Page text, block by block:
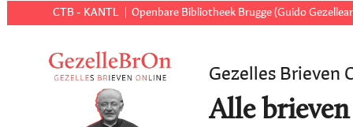
CTB - KANTL Openbare Bibliotheek Brugge (Guido
Gezelles Brieven
Alle brieven